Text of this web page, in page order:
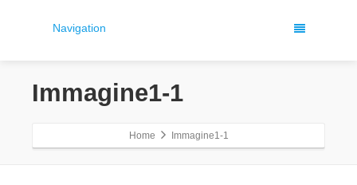
Navigation
Immagine1-1
Home Immagine1-1